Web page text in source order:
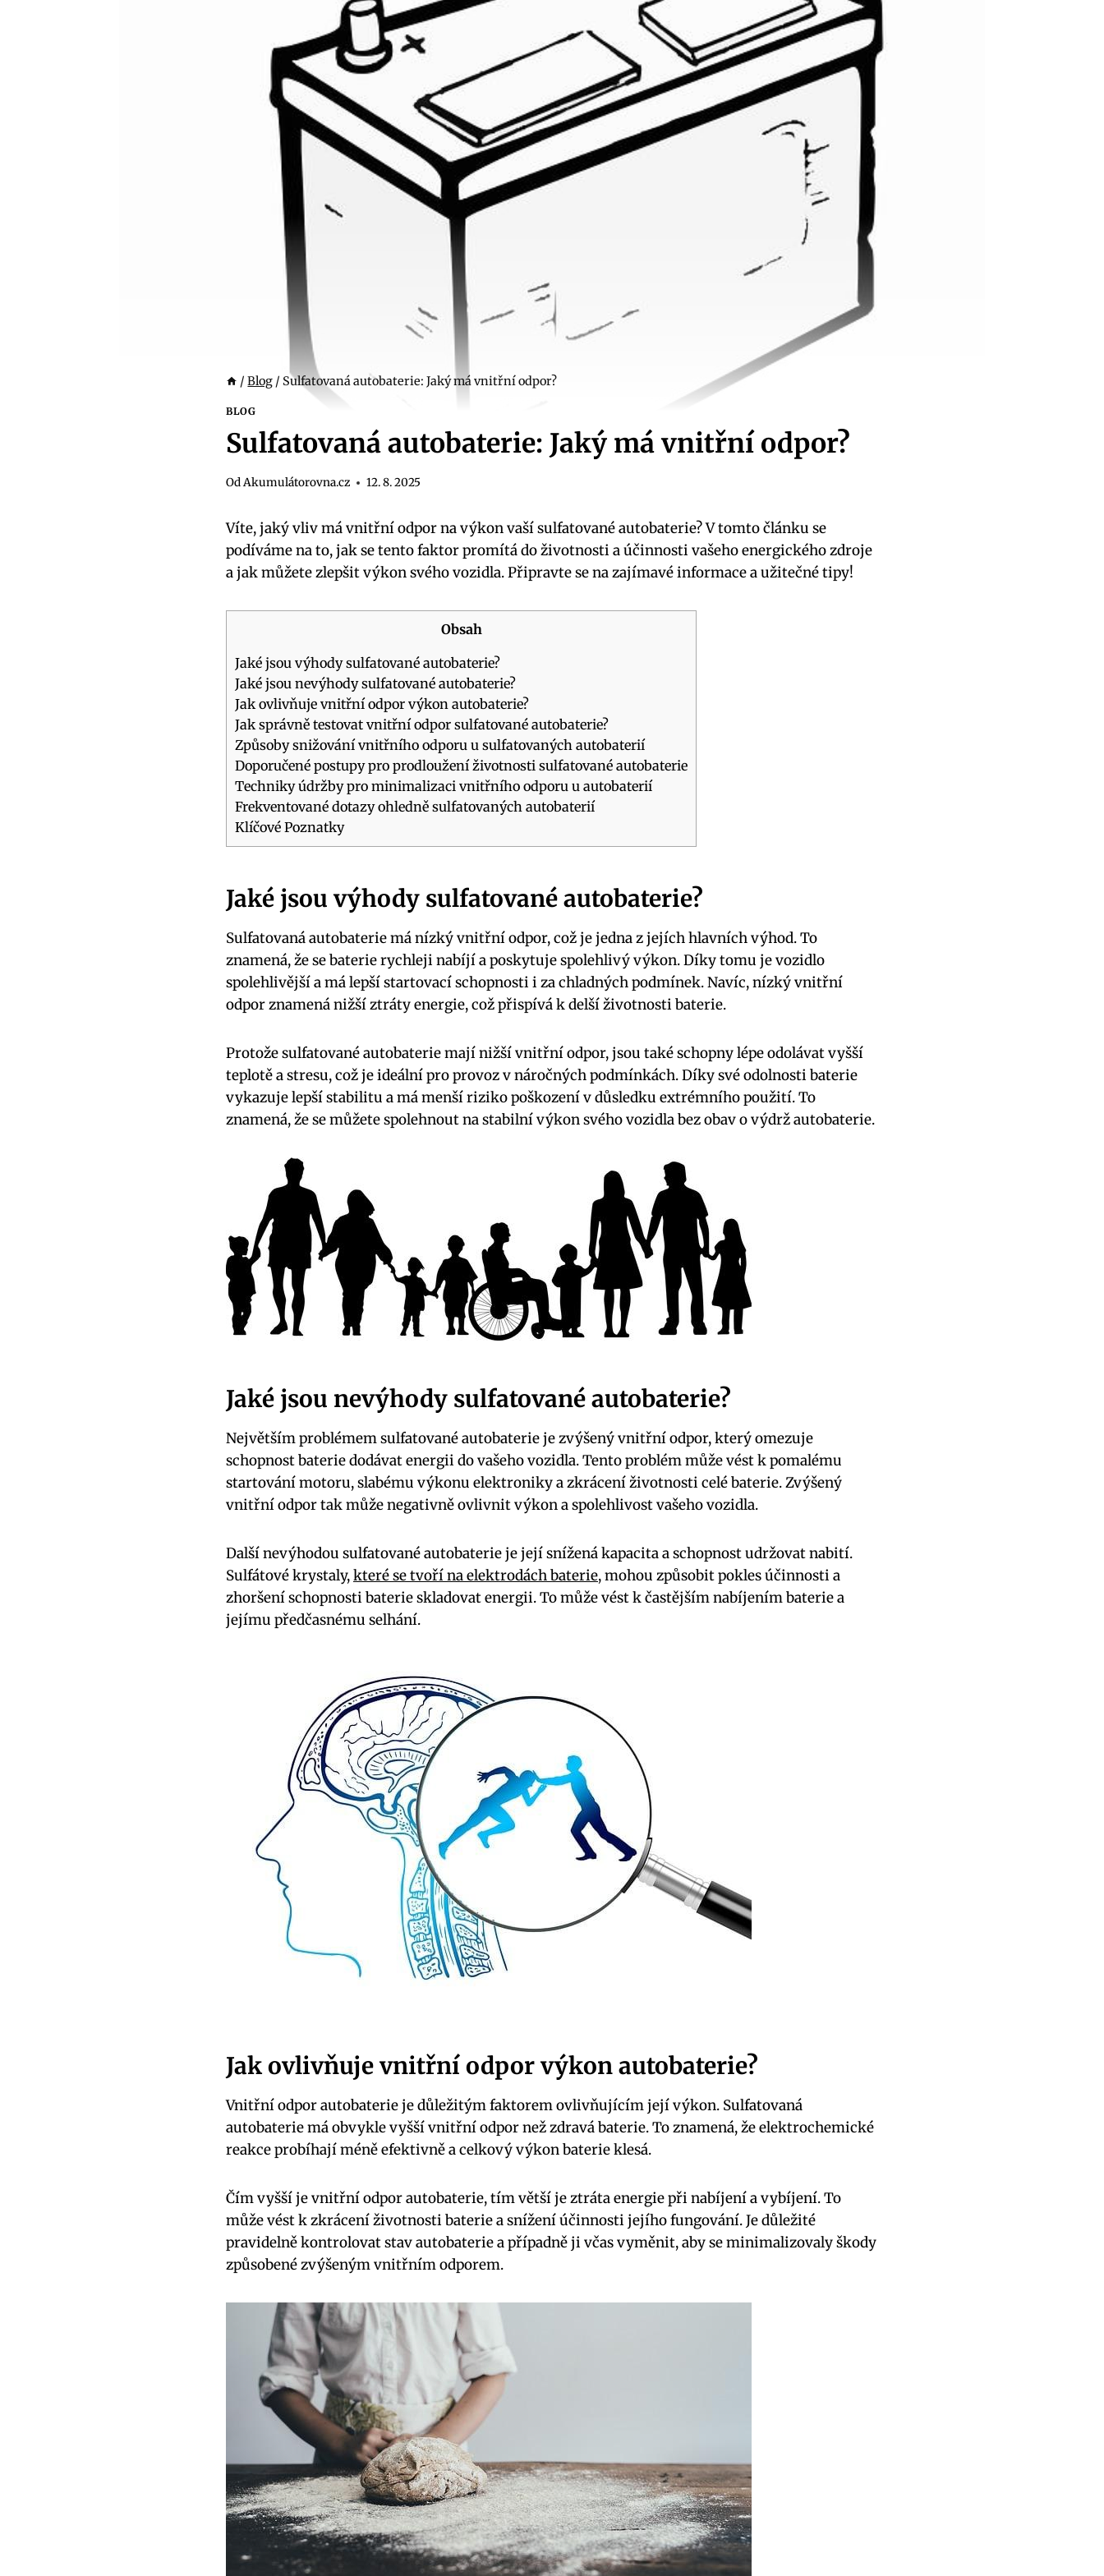
/ Blog / Sulfatovaná autobaterie: Jaký má vnitřní odpor?
BLOG
Sulfatovaná autobaterie: Jaký má vnitřní odpor?
OdAkumulátorovna.cz 12. 8. 2025
Víte, jaký vliv má vnitřní odpor na výkon vaší sulfatované autobaterie? V tomto článku se
podíváme na to, jak se tento faktor promítá do životnosti a účinnosti vašeho energického zdroje
a jak můžete zlepšit výkon svého vozidla. Připravte se na zajímavé informace a užitečné tipy!
Obsah
Jaké jsou výhody sulfatované autobaterie?
Jaké jsou nevýhody sulfatované autobaterie?
Jak ovlivňuje vnitřní odpor výkon autobaterie?
Jak správně testovat vnitřní odpor sulfatované autobaterie?
Způsoby snižování vnitřního odporu u sulfatovaných autobaterií
Doporučené postupy pro prodloužení životnosti sulfatované autobaterie
Techniky údržby pro minimalizaci vnitřního odporu u autobaterií
Frekventované dotazy ohledně sulfatovaných autobaterií
Klíčové Poznatky
Jaké jsou výhody sulfatované autobaterie?
Sulfatovaná autobaterie má nízký vnitřní odpor, což je jedna z jejích hlavních výhod. To
znamená, že se baterie rychleji nabíjí a poskytuje spolehlivý výkon. Díky tomu je vozidlo
spolehlivější a má lepší startovací schopnosti i za chladných podmínek. Navíc, nízký vnitřní
odpor znamená nižší ztráty energie, což přispívá k delší životnosti baterie.
Protože sulfatované autobaterie mají nižší vnitřní odpor, jsou také schopny lépe odolávat vyšší
teplotě a stresu, což je ideální pro provoz v náročných podmínkách. Díky své odolnosti baterie
vykazuje lepší stabilitu a má menší riziko poškození v důsledku extrémního použití. To
znamená, že se můžete spolehnout na stabilní výkon svého vozidla bez obav o výdrž autobaterie.
Jaké jsou nevýhody sulfatované autobaterie?
Největším problémem sulfatované autobaterie je zvýšený vnitřní odpor, který omezuje
schopnost baterie dodávat energii do vašeho vozidla. Tento problém může vést k pomalému
startování motoru, slabému výkonu elektroniky a zkrácení životnosti celé baterie. Zvýšený
vnitřní odpor tak může negativně ovlivnit výkon a spolehlivost vašeho vozidla.
Další nevýhodou sulfatované autobaterie je její snížená kapacita a schopnost udržovat nabití.
Sulfátové krystaly,které se tvoří na elektrodách baterie, mohou způsobit pokles účinnosti a
zhoršení schopnosti baterie skladovat energii. To může vést k častějším nabíjením baterie a
jejímu předčasnému selhání.
Jak ovlivňuje vnitřní odpor výkon autobaterie?
Vnitřní odpor autobaterie je důležitým faktorem ovlivňujícím její výkon. Sulfatovaná
autobaterie má obvykle vyšší vnitřní odpor než zdravá baterie. To znamená, že elektrochemické
reakce probíhají méně efektivně a celkový výkon baterie klesá.
Čím vyšší je vnitřní odpor autobaterie, tím větší je ztráta energie při nabíjení a vybíjení. To
může vést k zkrácení životnosti baterie a snížení účinnosti jejího fungování. Je důležité
pravidelně kontrolovat stav autobaterie a případně ji včas vyměnit, aby se minimalizovaly škody
způsobené zvýšeným vnitřním odporem.